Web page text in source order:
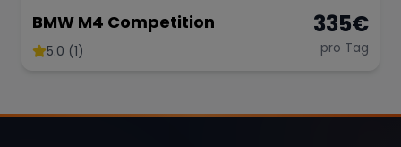
BMW M4 Competition
5.0 (1)
335€
pro Tag